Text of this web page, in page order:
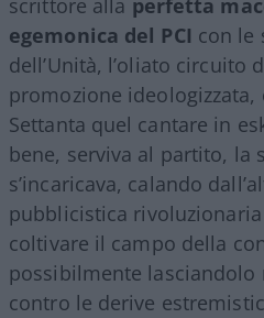
scrittore alla perfetta
egemonica del PCI con le
dell’Unità, l’oliato circuito
promozione
Settanta quel cantare in
bene, serviva al partito, la
s’incaricava, calando
pubblicistica
coltivare il campo della
possibilmente lasciandolo
contro le derive